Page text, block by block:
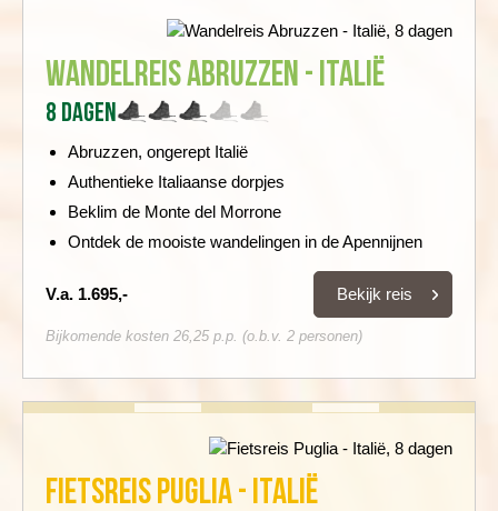
Wandelreis Abruzzen - Italië
8 dagen
Abruzzen, ongerept Italië
Authentieke Italiaanse dorpjes
Beklim de Monte del Morrone
Ontdek de mooiste wandelingen in de Apennijnen
V.a. 1.695,- Bekijk reis
Bijkomende kosten 26,25 p.p. (o.b.v. 2 personen)
Fietsreis Puglia - Italië